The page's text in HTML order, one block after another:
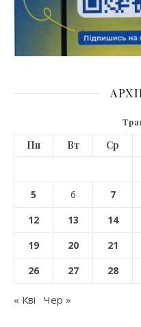
Пн Вт Ср
5
6 7
12
13 14
19
20 21
26
27 28
« Кві Чер »